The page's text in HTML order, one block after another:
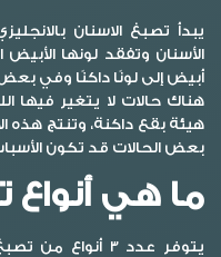
الأسنان وتفقد لونها
أبيض إلى لونًا داكنًا وفي بعض
هناك حالات لا يتغير فيها
هيئة بقع داكنة، وتنتج
بعض الحالات قد تكون
ما هي أنواع
يتوفر عدد 3